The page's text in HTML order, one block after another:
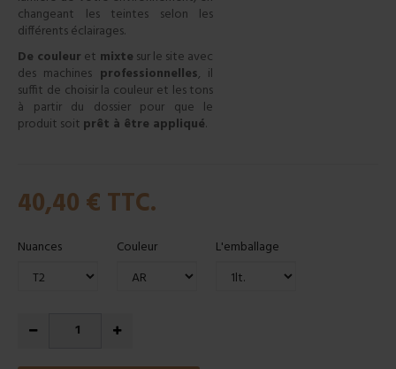
changeant les teintes selon les
différents éclairages.
De couleur et mixte sur le site avec
des machines professionnelles, il
suffit de choisir la couleur et les tons
à partir du dossier pour que le
produit soit prêt à être appliqué.
40,40 € TTC.
Nuances Couleur L'emballage